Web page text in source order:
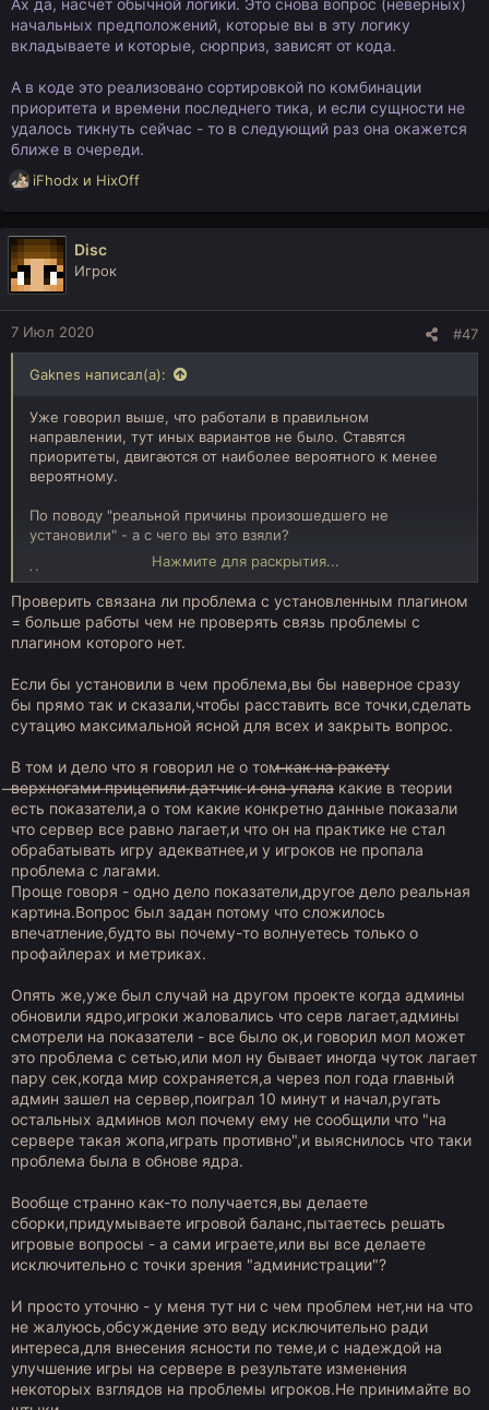
Ах да, насчет обычной логики. Это снова вопрос (неверных)
начальных предположений, которые вы в эту логику
вкладываете и которые, сюрприз, зависят от кода.
А в коде это реализовано сортировкой по комбинации
приоритета и времени последнего тика, и если сущности не
удалось тикнуть сейчас - то в следующий раз она окажется
ближе в очереди.
Р
к
ц
и
:
iFhodx и HixOff
Disc
Игрок
7 Июл 2020 #47
Gaknes написал(а):
Уже говорил выше, что работали в правильном
направлении, тут иных вариантов не было. Ставятся
приоритеты, двигаются от наиболее вероятного к менее
вероятному.
По поводу "реальной причины произошедшего не
установили" - а с чего вы это взяли?
У технических администраторов есть специальные
средства для сбора данных о состоянии сервера (как в
смысле "серверной части Minecraft", так и в смысле
"оборудование на полке в дата-центре"). Метрики,
профилировщики, датчики и тому подобное, что даёт
диск, на сеть, сколько гигабайт ОЗУ и каким сервером
потребляется, прочее.
разными способами (тот же ТПС замеряют, наверное, раз
десять: объединенный, в долях, до сохранения миров,
после сохранения миров, и так далее). Естественно,
картина получается довольно точная. Не говоря о том, что
у техадминов есть необходимые знания, чтобы правильно
всё это расшифровывать.
Под "серверу не полегчало" подразумевается то, что на
Magick не исчезла проблема после того, как убрали
OtterCutter. Что значит "выдрорезка не виновата, а дело в
чём-то ещё".
Достаточно глубоко. Описанная ситуация возможна (сверху
порезать тики), но зависит от кучи факторов.
Нажмите для раскрытия...
Проверить связана ли проблема с установленным плагином
= больше работы чем не проверять связь проблемы с
плагином которого нет.
Если бы установили в чем проблема,вы бы наверное сразу
бы прямо так и сказали,чтобы расставить все точки,сделать
сутацию максимальной ясной для всех и закрыть вопрос.
В том и дело что я говорил не о том ̶̶̶к̶а̶к̶ ̶н̶а̶ ̶р̶а̶к̶е̶т̶у̶
̶в̶е̶р̶х̶н̶о̶г̶а̶м̶и̶ ̶п̶р̶и̶ц̶е̶п̶и̶л̶и̶ ̶д̶а̶т̶ч̶и̶к ̶и ̶о̶н̶а̶ ̶у̶п̶а̶л̶а̶ какие в теории
есть показатели,а о том какие конкретно данные показали
что сервер все равно лагает,и что он на практике не стал
обрабатывать игру адекватнее,и у игроков не пропала
проблема с лагами.
Проще говоря - одно дело показатели,другое дело реальная
картина.Вопрос был задан потому что сложилось
впечатление,будто вы почему-то волнуетесь только о
профайлерах и метриках.
Опять же,уже был случай на другом проекте когда админы
обновили ядро,игроки жаловались что серв лагает,админы
смотрели на показатели - все было ок,и говорил мол может
это проблема с сетью,или мол ну бывает иногда чуток лагает
пару сек,когда мир сохраняется,а через пол года главный
админ зашел на сервер,поиграл 10 минут и начал,ругать
остальных админов мол почему ему не сообщили что "на
сервере такая жопа,играть противно",и выяснилось что таки
проблема была в обнове ядра.
Вообще странно как-то получается,вы делаете
сборки,придумываете игровой баланс,пытаетесь решать
игровые вопросы - а сами играете,или вы все делаете
исключительно с точки зрения "администрации"?
И просто уточню - у меня тут ни с чем проблем нет,ни на что
не жалуюсь,обсуждение это веду исключительно ради
интереса,для внесения ясности по теме,и с надеждой на
улучшение игры на сервере в результате изменения
некоторых взглядов на проблемы игроков.Не принимайте во